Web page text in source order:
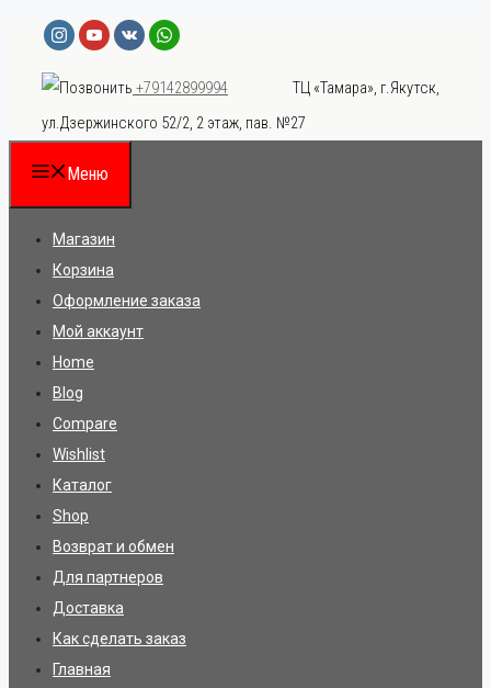
Перейти
содержимому
+79142899994
ТЦ «Тамара», г.Якутск,
ул.Дзержинского 52/2, 2 этаж, пав. №27
Меню
Магазин
Корзина
Оформление заказа
Мой аккаунт
Home
Blog
Compare
Wishlist
Каталог
Shop
Возврат и обмен
Для партнеров
Доставка
Как сделать заказ
Главная